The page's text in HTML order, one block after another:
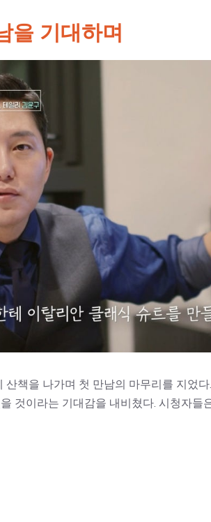
을 기대하며
산책을 나가며 첫 만남의 마무리를 지었
것이라는 기대감을 내비쳤다. 시청자들